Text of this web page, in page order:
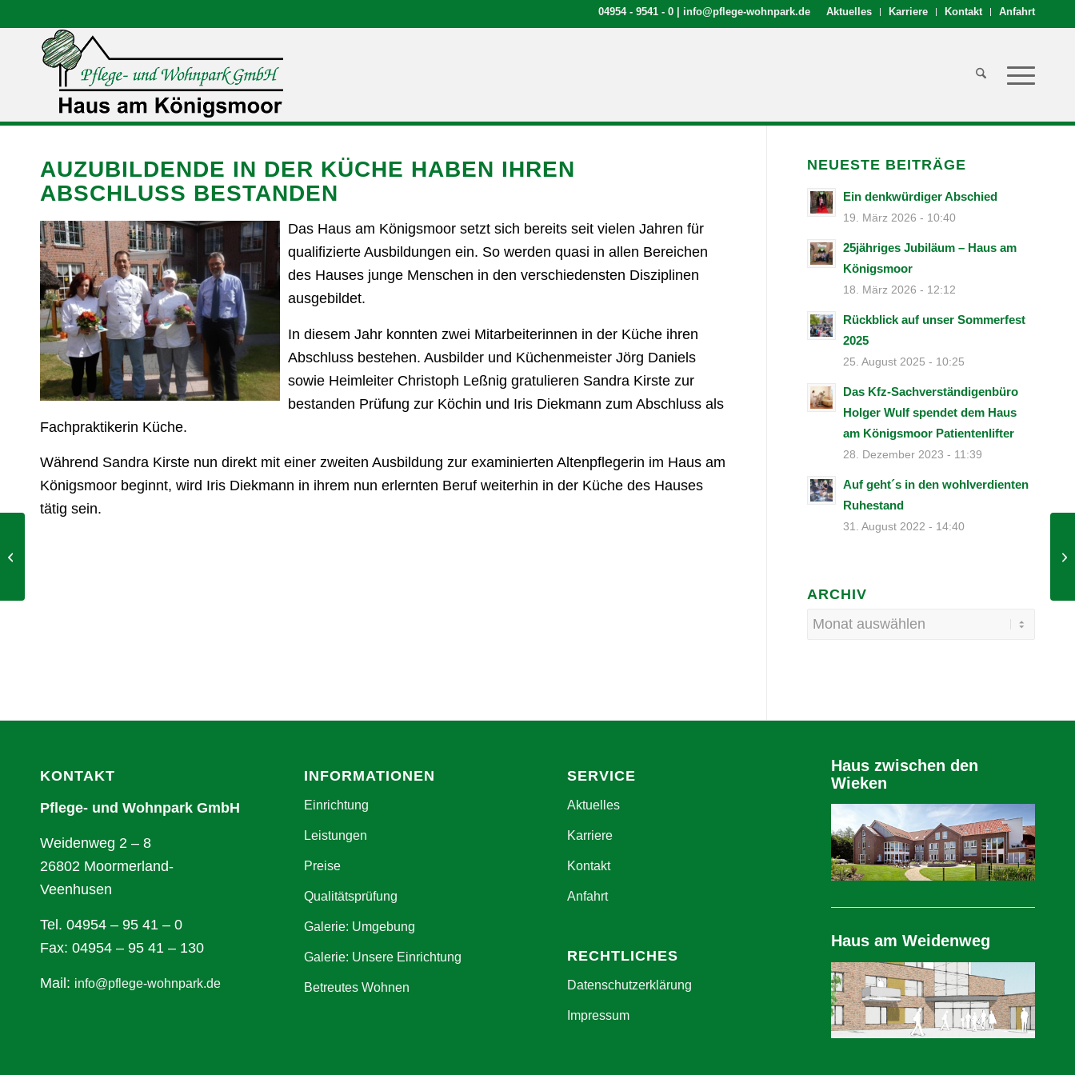
Aktuelles Karriere Kontakt Anfahrt
04954 - 9541 - 0 info@pflege-wohnpark.de
AUZUBILDENDE IN DER KÜCHE HABEN IHREN
ABSCHLUSS BESTANDEN
Das Haus am Königsmoor setzt sich bereits seit vielen Jahren für
qualifizierte Ausbildungen ein. So werden quasi in allen Bereichen
des Hauses junge Menschen in den verschiedensten Disziplinen
ausgebildet.
In diesem Jahr konnten zwei Mitarbeiterinnen in der Küche ihren
Abschluss bestehen. Ausbilder und Küchenmeister Jörg Daniels
sowie Heimleiter Christoph Leßnig gratulieren Sandra Kirste zur
bestanden Prüfung zur Köchin und Iris Diekmann zum Abschluss als
Fachpraktikerin Küche.
Während Sandra Kirste nun direkt mit einer zweiten Ausbildung zur examinierten Altenpflegerin im Haus am
Königsmoor beginnt, wird Iris Diekmann in ihrem nun erlernten Beruf weiterhin in der Küche des Hauses
tätig sein.
NEUESTE BEITRÄGE
Ein denkwürdiger Abschied
19. März 2026 - 10:40
25jähriges Jubiläum – Haus am
Königsmoor
18. März 2026 - 12:12
Rückblick auf unser Sommerfest
2025
25. August 2025 - 10:25
Das Kfz-Sachverständigenbüro
Holger Wulf spendet dem Haus
am Königsmoor Patientenlifter
28. Dezember 2023 - 11:39
Auf geht´s in den wohlverdienten
Ruhestand
31. August 2022 - 14:40
ARCHIV
KONTAKT
Pflege- und Wohnpark GmbH
Weidenweg 2 – 8
26802 Moormerland-
Veenhusen
Tel. 04954 – 95 41 – 0
Fax: 04954 – 95 41 – 130
Mail: info@pflege-wohnpark.de
INFORMATIONEN
Einrichtung
Leistungen
Preise
Qualitätsprüfung
Galerie: Umgebung
Galerie: Unsere Einrichtung
Betreutes Wohnen
SERVICE
Aktuelles
Karriere
Kontakt
Anfahrt
RECHTLICHES
Datenschutzerklärung
Impressum
Haus zwischen den
Wieken
Haus am Weidenweg